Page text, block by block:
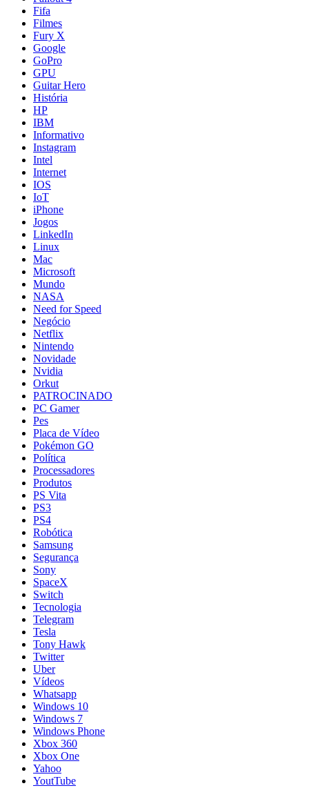
Fifa
Filmes
Fury X
Google
GoPro
GPU
Guitar Hero
História
HP
IBM
Informativo
Instagram
Intel
Internet
IOS
IoT
iPhone
Jogos
LinkedIn
Linux
Mac
Microsoft
Mundo
NASA
Need for Speed
Negócio
Netflix
Nintendo
Novidade
Nvidia
Orkut
PATROCINADO
PC Gamer
Pes
Placa de Vídeo
Pokémon GO
Política
Processadores
Produtos
PS Vita
PS3
PS4
Robótica
Samsung
Segurança
Sony
SpaceX
Switch
Tecnologia
Telegram
Tesla
Tony Hawk
Twitter
Uber
Vídeos
Whatsapp
Windows 10
Windows 7
Windows Phone
Xbox 360
Xbox One
Yahoo
YoutTube